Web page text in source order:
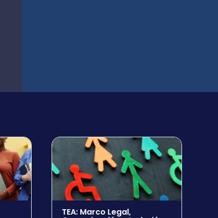
TEA: Marco Legal,